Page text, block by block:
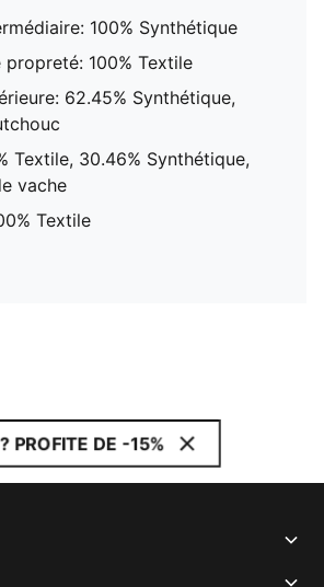
100% Synthétique
propreté: 100% Textile
62.45% Synthétique,
Textile, 30.46% Synthétique,
vache
Textile
PROFITE DE -15%